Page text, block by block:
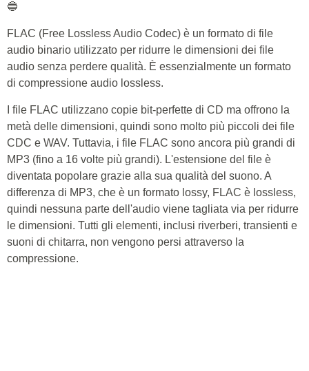
🔵
FLAC (Free Lossless Audio Codec) è un formato di file
audio binario utilizzato per ridurre le dimensioni dei file
audio senza perdere qualità. È essenzialmente un formato
di compressione audio lossless.
I file FLAC utilizzano copie bit-perfette di CD ma offrono la
metà delle dimensioni, quindi sono molto più piccoli dei file
CDC e WAV. Tuttavia, i file FLAC sono ancora più grandi di
MP3 (fino a 16 volte più grandi). L'estensione del file è
diventata popolare grazie alla sua qualità del suono. A
differenza di MP3, che è un formato lossy, FLAC è lossless,
quindi nessuna parte dell'audio viene tagliata via per ridurre
le dimensioni. Tutti gli elementi, inclusi riverberi, transienti e
suoni di chitarra, non vengono persi attraverso la
compressione.